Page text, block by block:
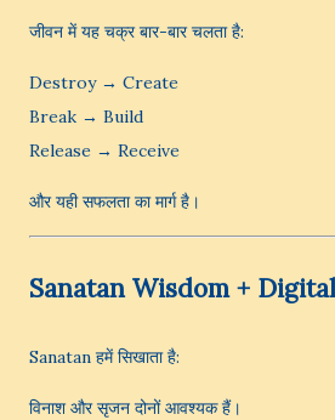
जीवन में यह चक्र बार-बार चलता है:
Destroy → Create
Break → Build
Release → Receive
और यही सफलता का मार्ग है।
Sanatan Wisdom +
Sanatan हमें सिखाता है:
विनाश और सृजन दोनों आवश्यक हैं।